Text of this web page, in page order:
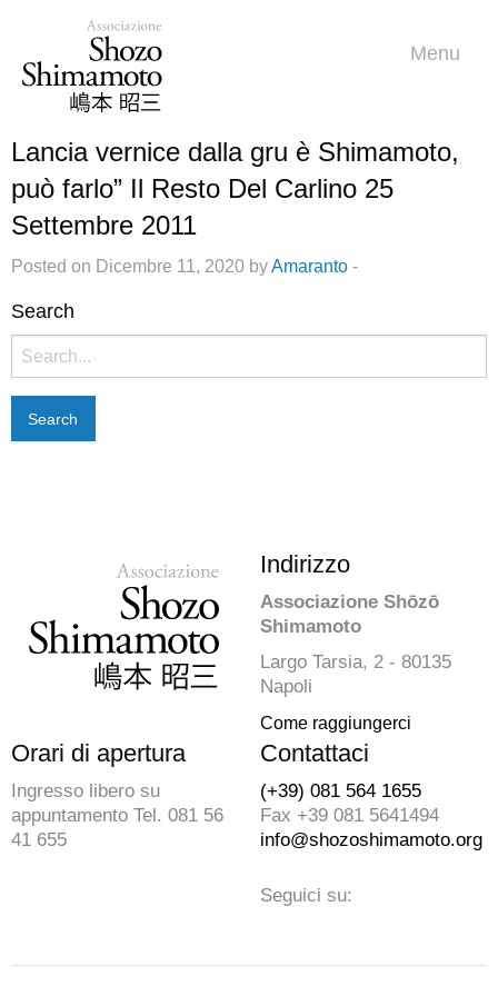
Menu
Lancia vernice dalla gru è Shimamoto,
può farlo” Il Resto Del Carlino 25
Settembre 2011
Posted on Dicembre 11, 2020 byAmaranto -
Search
Search
for:
Indirizzo
Associazione Shōzō
Shimamoto
Largo Tarsia, 2 - 80135
Napoli
Come raggiungerci
Orari di apertura
Ingresso libero su
appuntamento Tel. 081 56
41 655
Contattaci
(+39) 081 564 1655
Fax +39 081 5641494
info@shozoshimamoto.org
Seguici su: